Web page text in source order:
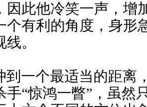
因此他冷笑一声，增
个有利的角度，身形
线。
一个最适当的距离
手“惊鸿一瞥”，虽然